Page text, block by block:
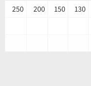
130
150
200
250